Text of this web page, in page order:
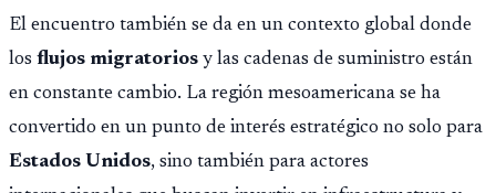
El encuentro también se da en un contexto global donde
los flujos migratorios y las cadenas de suministro están
en constante cambio. La región mesoamericana se ha
convertido en un punto de interés estratégico no solo para
Estados Unidos, sino también para actores